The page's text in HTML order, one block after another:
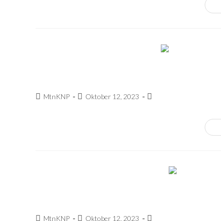
MtnKNP Oktober 12, 2023
MtnKNP Oktober 12, 2023